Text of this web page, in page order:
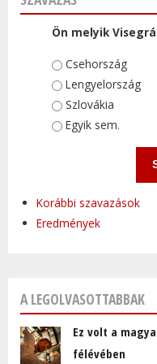
Ön melyik
Választások
Csehország
Lengyelország
Szlovákia
Egyik sem.
Korábbi szavazások
Eredmények
A LEGOLVASOTTABBAK
Ez volt a
félévében